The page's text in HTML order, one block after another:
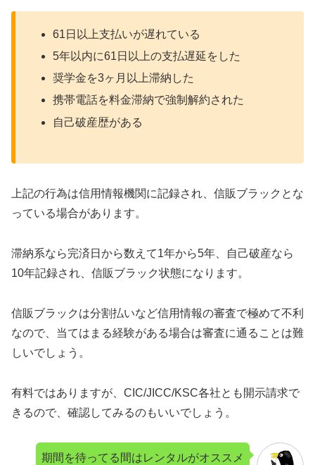
61日以上支払いが遅れている
5年以内に61日以上の支払遅延をした
奨学金を3ヶ月以上滞納した
携帯電話を料金滞納で強制解約された
自己破産歴がある
上記の行為は信用情報機関に記録され、信販ブラックとな
っている場合があります。
滞納系なら完済日から数えて1年から5年、自己破産なら
10年記録され、信販ブラック状態になります。
信販ブラックは分割払いなど信用情報の審査で極めて不利
なので、当てはまる経験がある場合は審査に通ることは難
しいでしょう。
有料ではありますが、CIC/JICC/KSC各社とも開示請求で
きるので、確認してみるのもいいでしょう。
期間を待ってる間はレンタルがオススメ